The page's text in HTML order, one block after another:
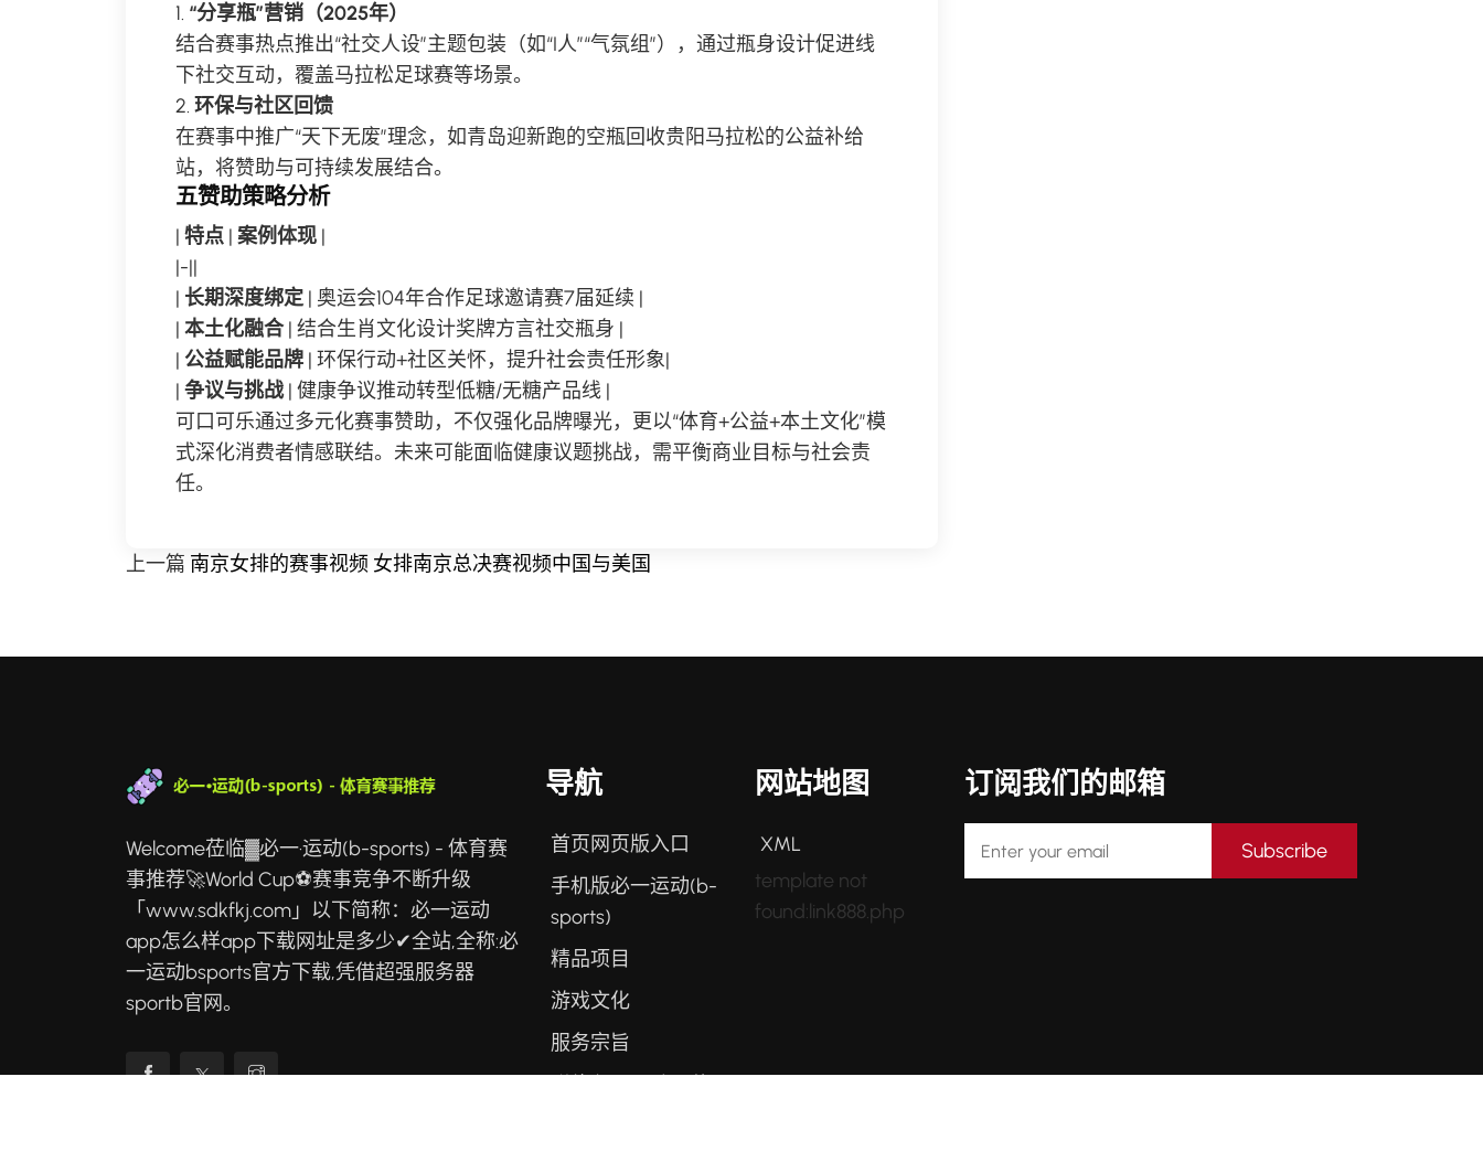
1. “分享瓶”营销（2025年）
结合赛事热点推出“社交人设”主题包装（如“I人”“气氛组”），通过瓶身设计促进线
下社交互动，覆盖马拉松足球赛等场景。
2. 环保与社区回馈
在赛事中推广“天下无废”理念，如青岛迎新跑的空瓶回收贵阳马拉松的公益补给
站，将赞助与可持续发展结合。
五赞助策略分析
| 特点 | 案例体现 |
|-||
| 长期深度绑定 | 奥运会104年合作足球邀请赛7届延续 |
| 本土化融合| 结合生肖文化设计奖牌方言社交瓶身 |
| 公益赋能品牌 | 环保行动+社区关怀，提升社会责任形象|
| 争议与挑战| 健康争议推动转型低糖/无糖产品线 |
可口可乐通过多元化赛事赞助，不仅强化品牌曝光，更以“体育+公益+本土文化”模
式深化消费者情感联结。未来可能面临健康议题挑战，需平衡商业目标与社会责
任。
上一篇 南京女排的赛事视频 女排南京总决赛视频中国与美国
Welcome莅临▓必一·运动(b-sports) - 体育赛
事推荐🚀World Cup⚽赛事竞争不断升级
「www.sdkfkj.com」以下简称：必一运动
app怎么样app下载网址是多少✔全站,全称:必
一运动bsports官方下载,凭借超强服务器
sportb官网。
导航
首页网页版入口
手机版必一运动(b-
sports)
精品项目
游戏文化
服务宗旨
网站地图
XML
template not
found:link888.php
订阅我们的邮箱
Subscribe